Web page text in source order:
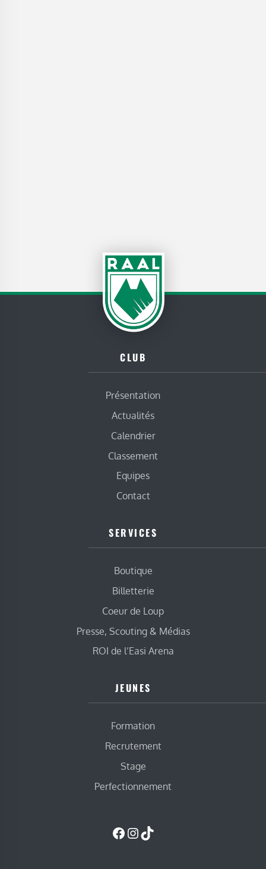
CLUB
Présentation
Actualités
Calendrier
Classement
Equipes
Contact
SERVICES
Boutique
Billetterie
Coeur de Loup
Presse, Scouting & Médias
ROI de l’Easi Arena
JEUNES
Formation
Recrutement
Stage
Perfectionnement
Facebook
Instagram
TikTok